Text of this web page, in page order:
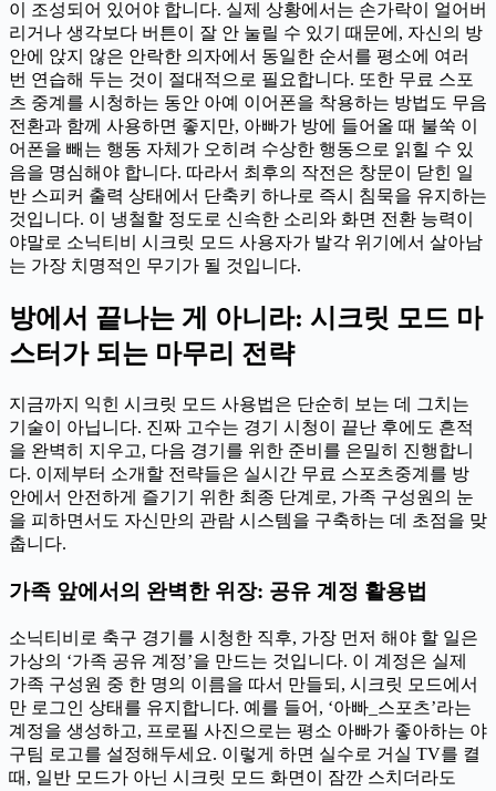
이 조성되어 있어야 합니다. 실제 상황에서는 손가락이 얼어버
리거나 생각보다 버튼이 잘 안 눌릴 수 있기 때문에, 자신의 방
안에 앉지 않은 안락한 의자에서 동일한 순서를 평소에 여러
번 연습해 두는 것이 절대적으로 필요합니다. 또한 무료 스포
츠 중계를 시청하는 동안 아예 이어폰을 착용하는 방법도 무음
전환과 함께 사용하면 좋지만, 아빠가 방에 들어올 때 불쑥 이
어폰을 빼는 행동 자체가 오히려 수상한 행동으로 읽힐 수 있
음을 명심해야 합니다. 따라서 최후의 작전은 창문이 닫힌 일
반 스피커 출력 상태에서 단축키 하나로 즉시 침묵을 유지하는
것입니다. 이 냉철할 정도로 신속한 소리와 화면 전환 능력이
야말로 소닉티비 시크릿 모드 사용자가 발각 위기에서 살아남
는 가장 치명적인 무기가 될 것입니다.
방에서 끝나는 게 아니라: 시크릿 모드 마
스터가 되는 마무리 전략
지금까지 익힌 시크릿 모드 사용법은 단순히 보는 데 그치는
기술이 아닙니다. 진짜 고수는 경기 시청이 끝난 후에도 흔적
을 완벽히 지우고, 다음 경기를 위한 준비를 은밀히 진행합니
다. 이제부터 소개할 전략들은 실시간 무료 스포츠중계를 방
안에서 안전하게 즐기기 위한 최종 단계로, 가족 구성원의 눈
을 피하면서도 자신만의 관람 시스템을 구축하는 데 초점을 맞
춥니다.
가족 앞에서의 완벽한 위장: 공유 계정 활용법
소닉티비로 축구 경기를 시청한 직후, 가장 먼저 해야 할 일은
가상의 ‘가족 공유 계정’을 만드는 것입니다. 이 계정은 실제
가족 구성원 중 한 명의 이름을 따서 만들되, 시크릿 모드에서
만 로그인 상태를 유지합니다. 예를 들어, ‘아빠_스포츠’라는
계정을 생성하고, 프로필 사진으로는 평소 아빠가 좋아하는 야
구팀 로고를 설정해두세요. 이렇게 하면 실수로 거실 TV를 켤
때, 일반 모드가 아닌 시크릿 모드 화면이 잠깐 스치더라도